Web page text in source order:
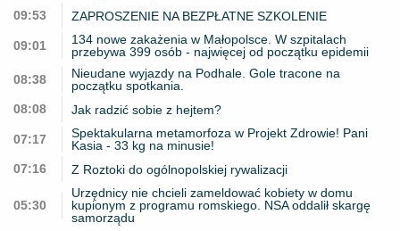
09:53
ZAPROSZENIE NA BEZPŁATNE SZKOLENIE
09:01
134 nowe zakażenia w Małopolsce. W szpitalach
przebywa 399 osób - najwięcej od początku epidemii
08:38
Nieudane wyjazdy na Podhale. Gole tracone na
początku spotkania.
08:08
Jak radzić sobie z hejtem?
07:17
Spektakularna metamorfoza w Projekt Zdrowie! Pani
Kasia - 33 kg na minusie!
07:16
Z Roztoki do ogólnopolskiej rywalizacji
05:30
Urzędnicy nie chcieli zameldować kobiety w domu
kupionym z programu romskiego. NSA oddalił skargę
samorządu